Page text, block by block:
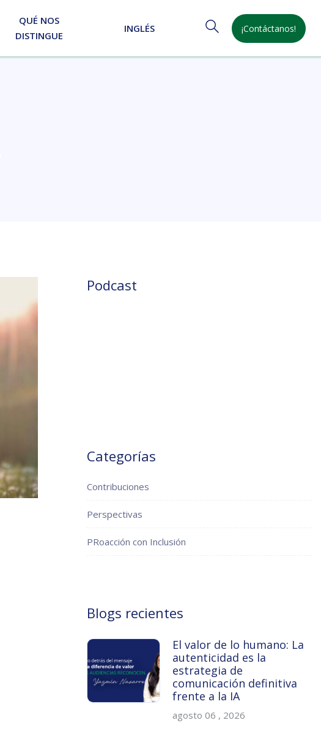
QUÉ NOS
DISTINGUE
INGLÉS ¡Contáctanos!
Podcast
Categorías
Contribuciones
Perspectivas
PRoacción con Inclusión
Blogs recientes
El valor de lo humano: La
autenticidad es la
estrategia de
comunicación definitiva
frente a la IA
agosto 06 , 2026